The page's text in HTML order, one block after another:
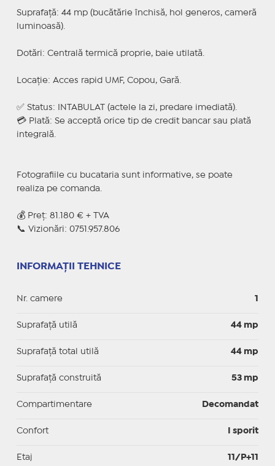
Suprafață: 44 mp (bucătărie închisă, hol generos, cameră
luminoasă).
Dotări: Centrală termică proprie, baie utilată.
Locație: Acces rapid UMF, Copou, Gară.
✅ Status: INTABULAT (actele la zi, predare imediată).
💳 Plată: Se acceptă orice tip de credit bancar sau plată
integrală.
Fotografiile cu bucataria sunt informative, se poate
realiza pe comanda.
💰 Preț: 81.180 € + TVA
📞 Vizionări: 0751.957.806
INFORMAȚII TEHNICE
Nr. camere 1
Suprafaţă utilă 44 mp
Suprafaţă total utilă 44 mp
Suprafaţă construită 53 mp
Compartimentare Decomandat
Confort I sporit
Etaj 11/P+11